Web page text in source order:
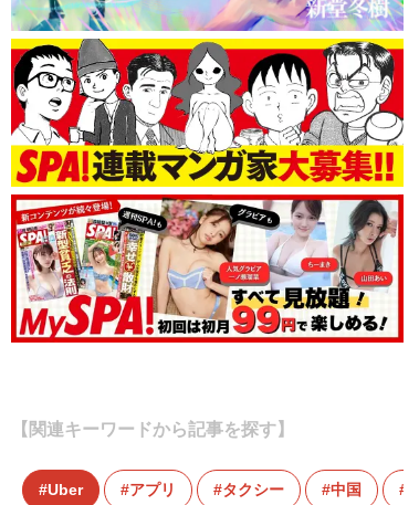
【関連キーワードから記事を探す】
Uber アプリ タクシー 中国